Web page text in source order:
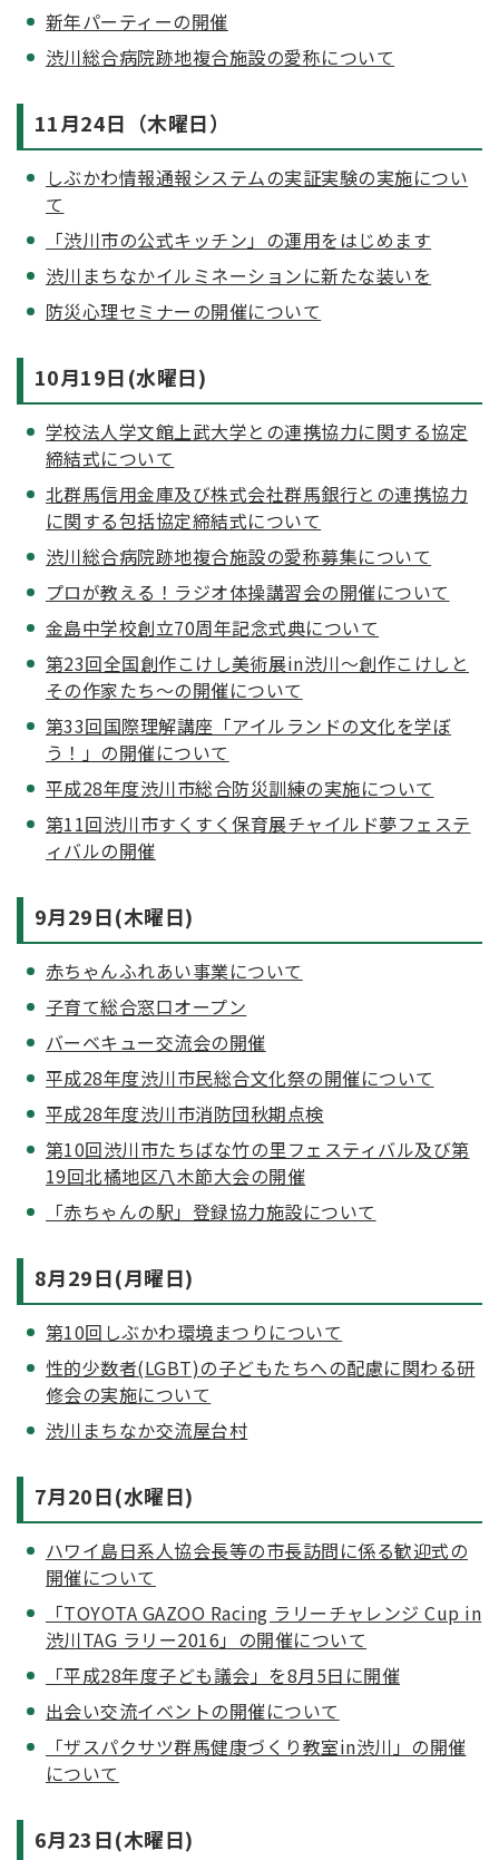
新年パーティーの開催
渋川総合病院跡地複合施設の愛称について
11月24日（木曜日）
しぶかわ情報通報システムの実証実験の実施につい
て
「渋川市の公式キッチン」の運用をはじめます
渋川まちなかイルミネーションに新たな装いを
防災心理セミナーの開催について
10月19日(水曜日)
学校法人学文館上武大学との連携協力に関する協定
締結式について
北群馬信用金庫及び株式会社群馬銀行との連携協力
に関する包括協定締結式について
渋川総合病院跡地複合施設の愛称募集について
プロが教える！ラジオ体操講習会の開催について
金島中学校創立70周年記念式典について
第23回全国創作こけし美術展in渋川～創作こけしと
その作家たち～の開催について
第33回国際理解講座「アイルランドの文化を学ぼ
う！」の開催について
平成28年度渋川市総合防災訓練の実施について
第11回渋川市すくすく保育展チャイルド夢フェステ
ィバルの開催
9月29日(木曜日)
赤ちゃんふれあい事業について
子育て総合窓口オープン
バーベキュー交流会の開催
平成28年度渋川市民総合文化祭の開催について
平成28年度渋川市消防団秋期点検
第10回渋川市たちばな竹の里フェスティバル及び第
19回北橘地区八木節大会の開催
「赤ちゃんの駅」登録協力施設について
8月29日(月曜日)
第10回しぶかわ環境まつりについて
性的少数者(LGBT)の子どもたちへの配慮に関わる研
修会の実施について
渋川まちなか交流屋台村
7月20日(水曜日)
ハワイ島日系人協会長等の市長訪問に係る歓迎式の
開催について
「TOYOTA GAZOO Racing ラリーチャレンジ Cup in
渋川TAG ラリー2016」の開催について
「平成28年度子ども議会」を8月5日に開催
出会い交流イベントの開催について
「ザスパクサツ群馬健康づくり教室in渋川」の開催
について
6月23日(木曜日)